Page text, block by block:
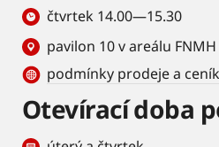
čtvrtek 14.00—15.30
pavilon 10 v areálu FNMH
podmínky prodeje a ceník
Otevírací doba